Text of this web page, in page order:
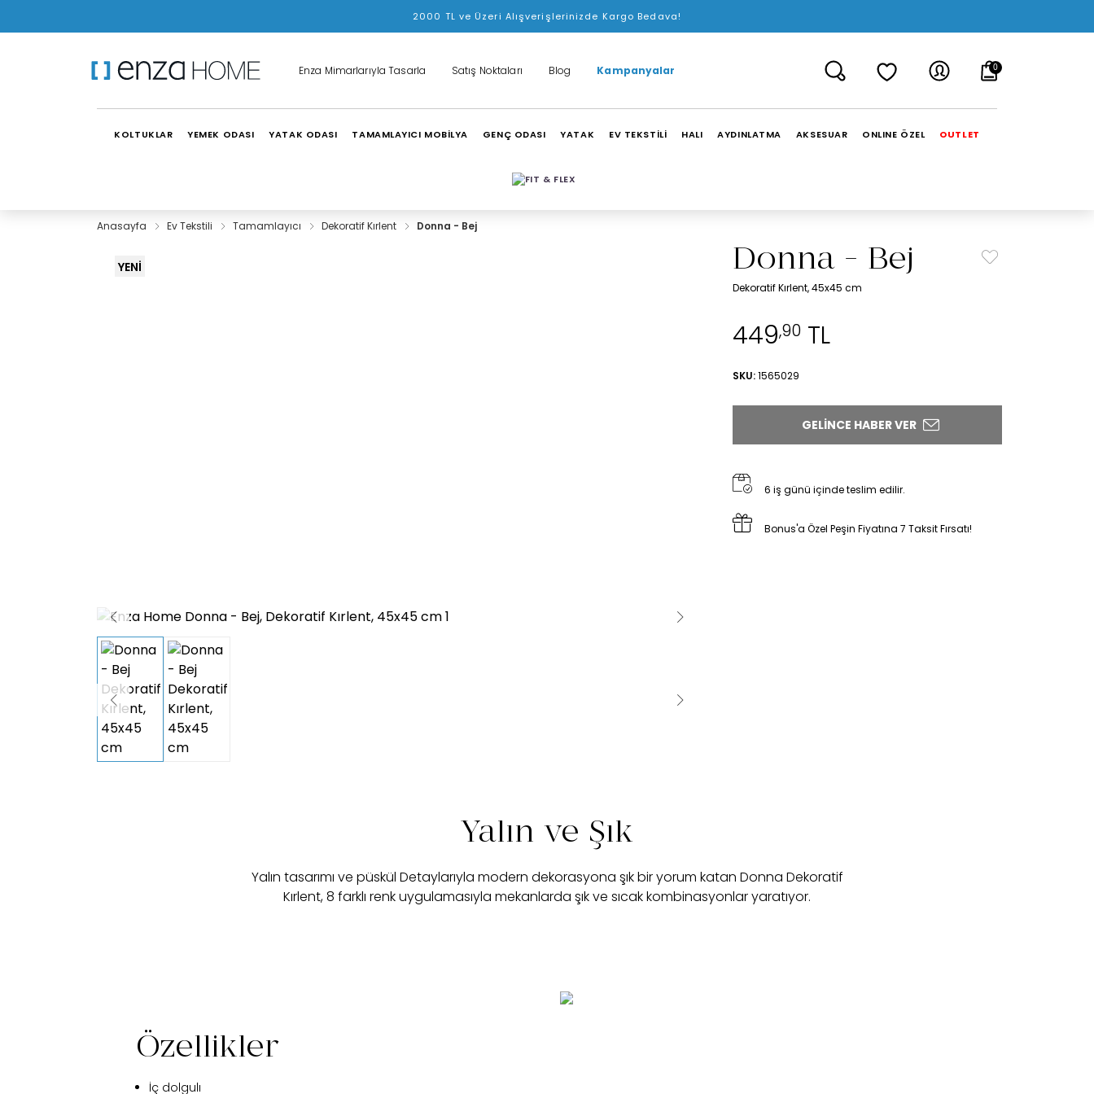
2000 TL ve Üzeri Alışverişlerinizde Kargo Bedava!
Enza Mimarlarıyla Tasarla Satış Noktaları Blog Kampanyalar 0
KOLTUKLAR YEMEK ODASI YATAK ODASI TAMAMLAYICI MOBİLYA GENÇ ODASI YATAK EV TEKSTİLİ HALI AYDINLATMA AKSESUAR ONLINE ÖZEL OUTLET
Anasayfa Ev Tekstili Tamamlayıcı Dekoratif Kırlent Donna - Bej
YENİ Donna - Bej
Dekoratif Kırlent, 45x45 cm
449,90TL
SKU: 1565029
GELINCE HABER VER
6 iş günü içinde teslim edilir.
Bonus'a Özel Peşin Fiyatına 7 Taksit Fırsatı!
Yalın ve Şık
Yalın tasarımı ve püskül Detaylarıyla modern dekorasyona şık bir yorum katan Donna Dekoratif
Kırlent, 8 farklı renk uygulamasıyla mekanlarda şık ve sıcak kombinasyonlar yaratıyor.
Özellikler
İç dolgulı